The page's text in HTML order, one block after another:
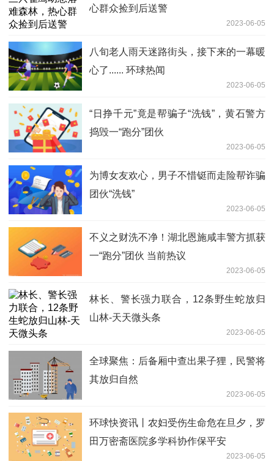
心群众捡到后送警
2023-06-05
八旬老人雨天迷路街头，接下来的一幕暖
心了...... 环球热闻
2023-06-05
“日挣千元”竟是帮骗子“洗钱”，黄石警方
捣毁一“跑分”团伙
2023-06-05
为博女友欢心，男子不惜铤而走险帮诈骗
团伙“洗钱”
2023-06-05
不义之财洗不净！湖北恩施咸丰警方抓获
一“跑分”团伙 当前热议
2023-06-05
林长、警长强力联合，12条野生蛇放归
山林-天天微头条
2023-06-05
全球聚焦：后备厢中查出果子狸，民警将
其放归自然
2023-06-05
环球快资讯丨农妇受伤生命危在旦夕，罗
田万密斋医院多学科协作保平安
2023-06-05